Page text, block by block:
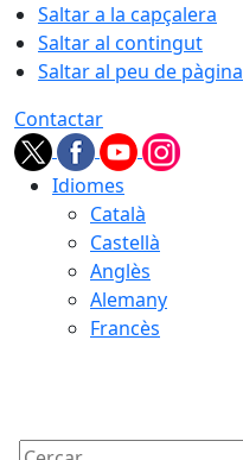
Saltar a la capçalera
Saltar al contingut
Saltar al peu de pàgina
Contactar
Idiomes
Català
Castellà
Anglès
Alemany
Francès